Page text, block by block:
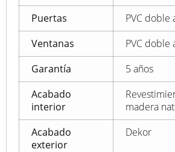
Puertas
PVC doble
Ventanas
PVC doble
Garantía
5 años
Acabado
interior
madera
Acabado
exterior
Dekor